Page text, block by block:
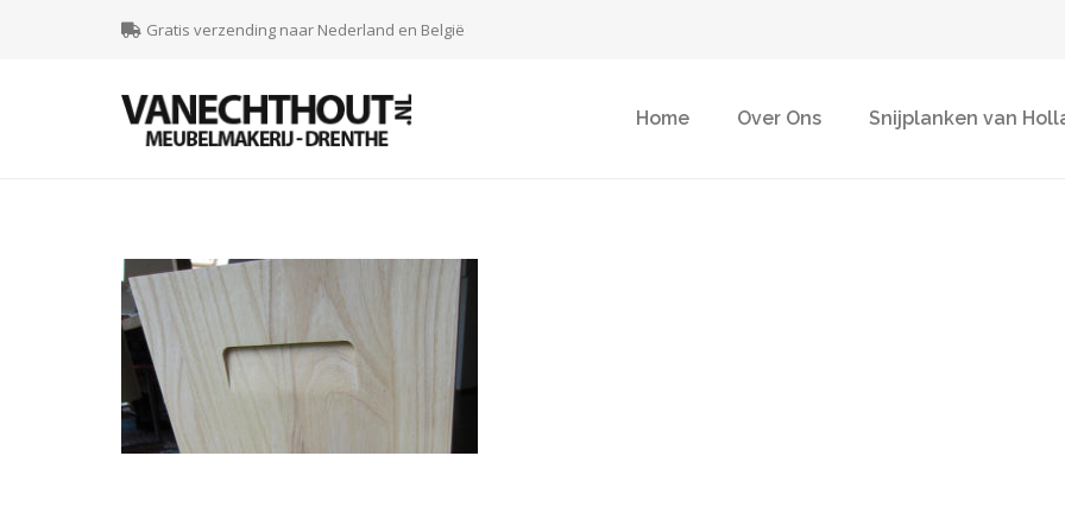
Gratis verzending naar Nederland en België
Home Over Ons Snijplanken van